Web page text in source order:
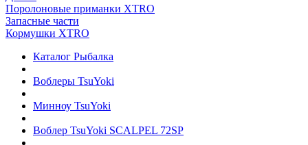
Поролоновые приманки XTRO
Запасные части
Кормушки XTRO
Каталог Рыбалка
Воблеры TsuYoki
Минноу TsuYoki
Воблер TsuYoki SCALPEL 72SP